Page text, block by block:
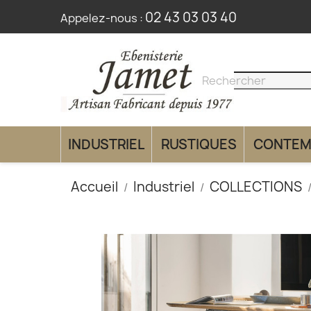
Appelez-nous : 02 43 03 03 40
clear
INDUSTRIEL RUSTIQUES
Accueil Industriel COLLECTIONS